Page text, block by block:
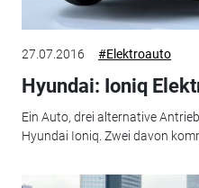
27.07.2016 #Elektroauto
Hyundai: Ioniq
Ein Auto, drei alternative
Hyundai Ioniq. Zwei davon